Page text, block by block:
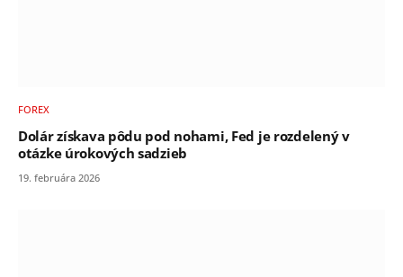
FOREX
Dolár získava pôdu pod nohami, Fed je rozdelený v
otázke úrokových sadzieb
19. februára 2026